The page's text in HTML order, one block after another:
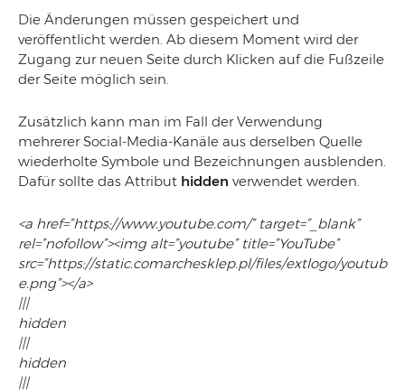
Die Änderungen müssen gespeichert und
veröffentlicht werden. Ab diesem Moment wird der
Zugang zur neuen Seite durch Klicken auf die Fußzeile
der Seite möglich sein.
Zusätzlich kann man im Fall der Verwendung
mehrerer Social-Media-Kanäle aus derselben Quelle
wiederholte Symbole und Bezeichnungen ausblenden.
Dafür sollte das Attribut hidden verwendet werden.
<a href=”https://www.youtube.com/” target=”_blank”
rel=”nofollow”><img alt=”youtube” title=”YouTube”
src=”https://static.comarchesklep.pl/files/extlogo/youtub
e.png”></a>
|||
hidden
|||
hidden
|||